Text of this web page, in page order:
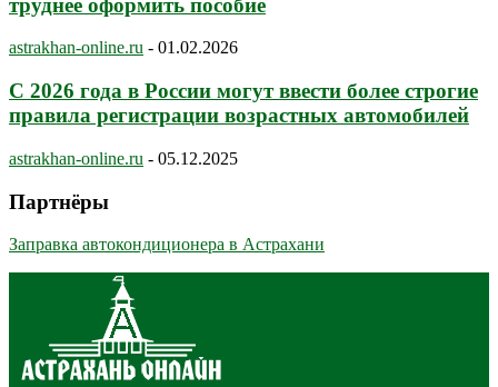
astrakhan-online.ru - 01.02.2026
С 2026 года в России могут ввести более строгие
правила регистрации возрастных автомобилей
astrakhan-online.ru - 05.12.2025
Партнёры
Заправка автокондиционера в Астрахани